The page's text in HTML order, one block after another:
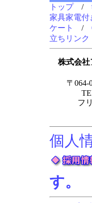
トップ/
家具家電付
ケート
/
立ちリンク
株式会
〒
フ
個人
す。